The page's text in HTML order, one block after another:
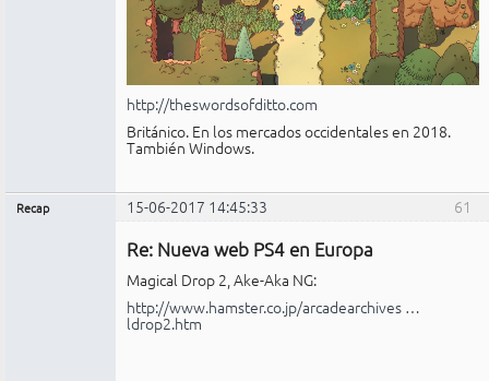
http://theswordsofditto.com
Británico. En los mercados occidentales en 2018.
También Windows.
61
Recap 15-06-2017 14:45:33
Re: Nueva web PS4 en Europa
Magical Drop 2, Ake-Aka NG:
http://www.hamster.co.jp/arcadearchives …
ldrop2.htm